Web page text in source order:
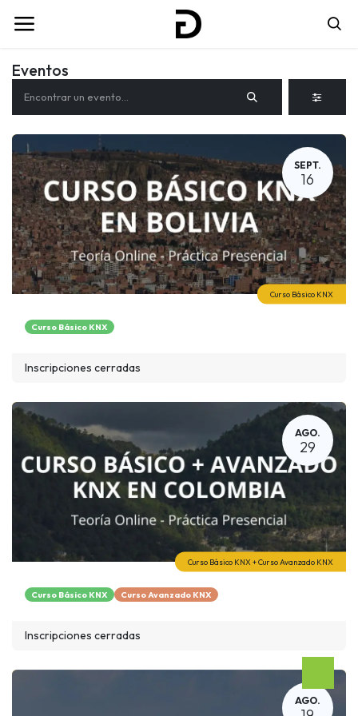
Eventos
SEPT.
16
Curso Básico KNX
Curso Básico KNX
Inscripciones cerradas
AGO.
29
Curso Básico KNX + Curso Avanzado KNX
Curso Básico KNX Curso Avanzado KNX
Inscripciones cerradas
AGO.